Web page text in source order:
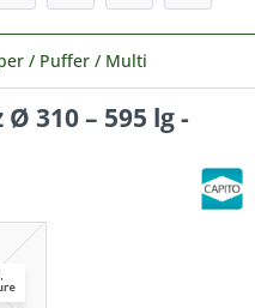
/ Puffer / Multi
310 – 595 lg -